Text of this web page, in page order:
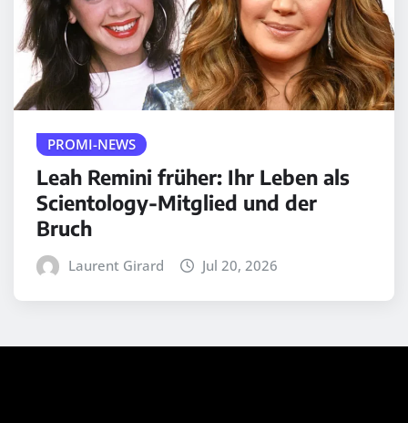
PROMI-NEWS
Leah Remini früher: Ihr Leben als
Scientology-Mitglied und der
Bruch
Laurent Girard Jul 20, 2026